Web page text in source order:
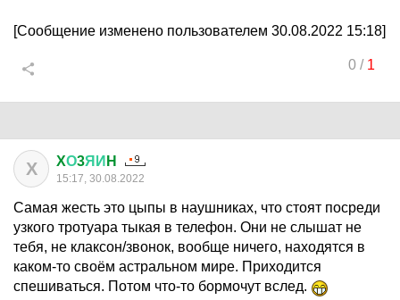
[Сообщение изменено пользователем 30.08.2022 15:18]
0/ 1
X XО3ЯИ H
15:17, 30.08.2022
Самая жесть это цыпы в наушниках, что стоят посреди
узкого тротуара тыкая в телефон. Они не слышат не
тебя, не клаксон/звонок, вообще ничего, находятся в
каком-то своём астральном мире. Приходится
спешиваться. Потом что-то бормочут вслед.